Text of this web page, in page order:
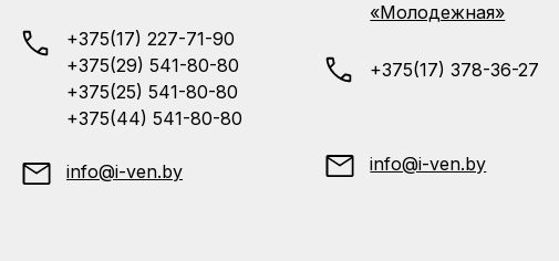
+375(17) 227-71-90
+375(29) 541-80-80
+375(25) 541-80-80
+375(44) 541-80-80
info@i-ven.by
«Молодежная»
+375(17) 378-36-27
info@i-ven.by